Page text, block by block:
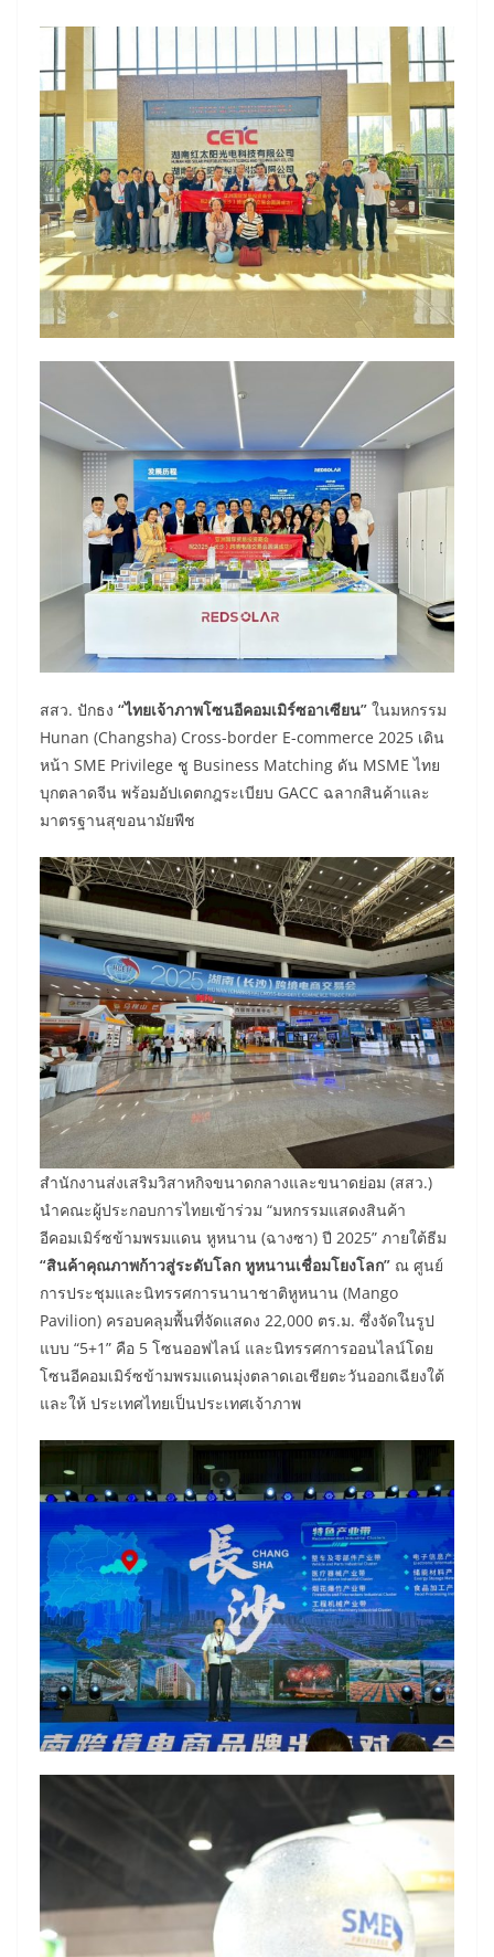
สสว. ปักธง “ไทยเจ้าภาพโซนอีคอมเมิร์ซอาเซียน” ในมหกรรม
Hunan (Changsha) Cross-border E-commerce 2025 เดิน
หน้า SME Privilege ชู Business Matching ดัน MSME ไทย
บุกตลาดจีน พร้อมอัปเดตกฎระเบียบ GACC ฉลากสินค้าและ
มาตรฐานสุขอนามัยพืช
สำนักงานส่งเสริมวิสาหกิจขนาดกลางและขนาดย่อม (สสว.)
นำคณะผู้ประกอบการไทยเข้าร่วม “มหกรรมแสดงสินค้า
อีคอมเมิร์ซข้ามพรมแดน หูหนาน (ฉางซา) ปี 2025” ภายใต้ธีม
“สินค้าคุณภาพก้าวสู่ระดับโลก หูหนานเชื่อมโยงโลก” ณ ศูนย์
การประชุมและนิทรรศการนานาชาติหูหนาน (Mango
Pavilion) ครอบคลุมพื้นที่จัดแสดง 22,000 ตร.ม. ซึ่งจัดในรูป
แบบ “5+1” คือ 5 โซนออฟไลน์ และนิทรรศการออนไลน์โดย
โซนอีคอมเมิร์ซข้ามพรมแดนมุ่งตลาดเอเชียตะวันออกเฉียงใต้
และให้ ประเทศไทยเป็นประเทศเจ้าภาพ